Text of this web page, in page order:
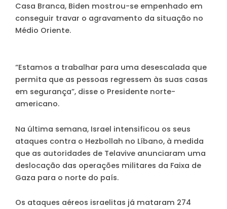
Casa Branca, Biden mostrou-se empenhado em
conseguir travar o agravamento da situação no
Médio Oriente.
“Estamos a trabalhar para uma desescalada que
permita que as pessoas regressem às suas casas
em segurança”, disse o Presidente norte-
americano.
Na última semana, Israel intensificou os seus
ataques contra o Hezbollah no Líbano, à medida
que as autoridades de Telavive anunciaram uma
deslocação das operações militares da Faixa de
Gaza para o norte do país.
Os ataques aéreos israelitas já mataram 274